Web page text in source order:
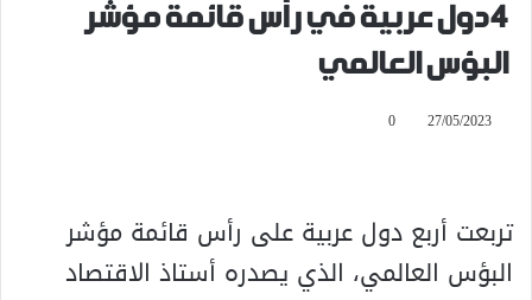
4 دول عربية في رأس قائمة مؤشر
البؤس العالمي
27/05/2023
0
تربعت أربع دول عربية على رأس قائمة مؤشر
البؤس العالمي، الذي يصدره أستاذ الاقتصاد